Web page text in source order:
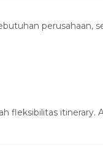
perusahaan,
fleksibilitas itinerary.